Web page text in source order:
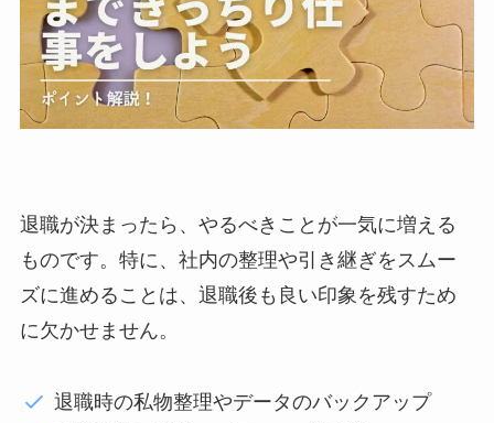
退職が決まったら、やるべきことが一気に増える
ものです。特に、社内の整理や引き継ぎをスムー
ズに進めることは、退職後も良い印象を残すため
に欠かせません。
退職時の私物整理やデータのバックアップ